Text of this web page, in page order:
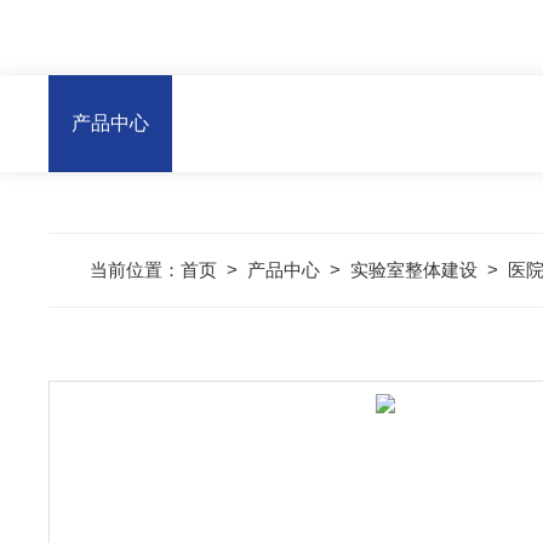
产品中心
当前位置：首页 > 产品中心 > 实验室整体建设 > 医